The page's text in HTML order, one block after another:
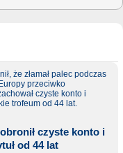
czyste konto i
od 44 lat